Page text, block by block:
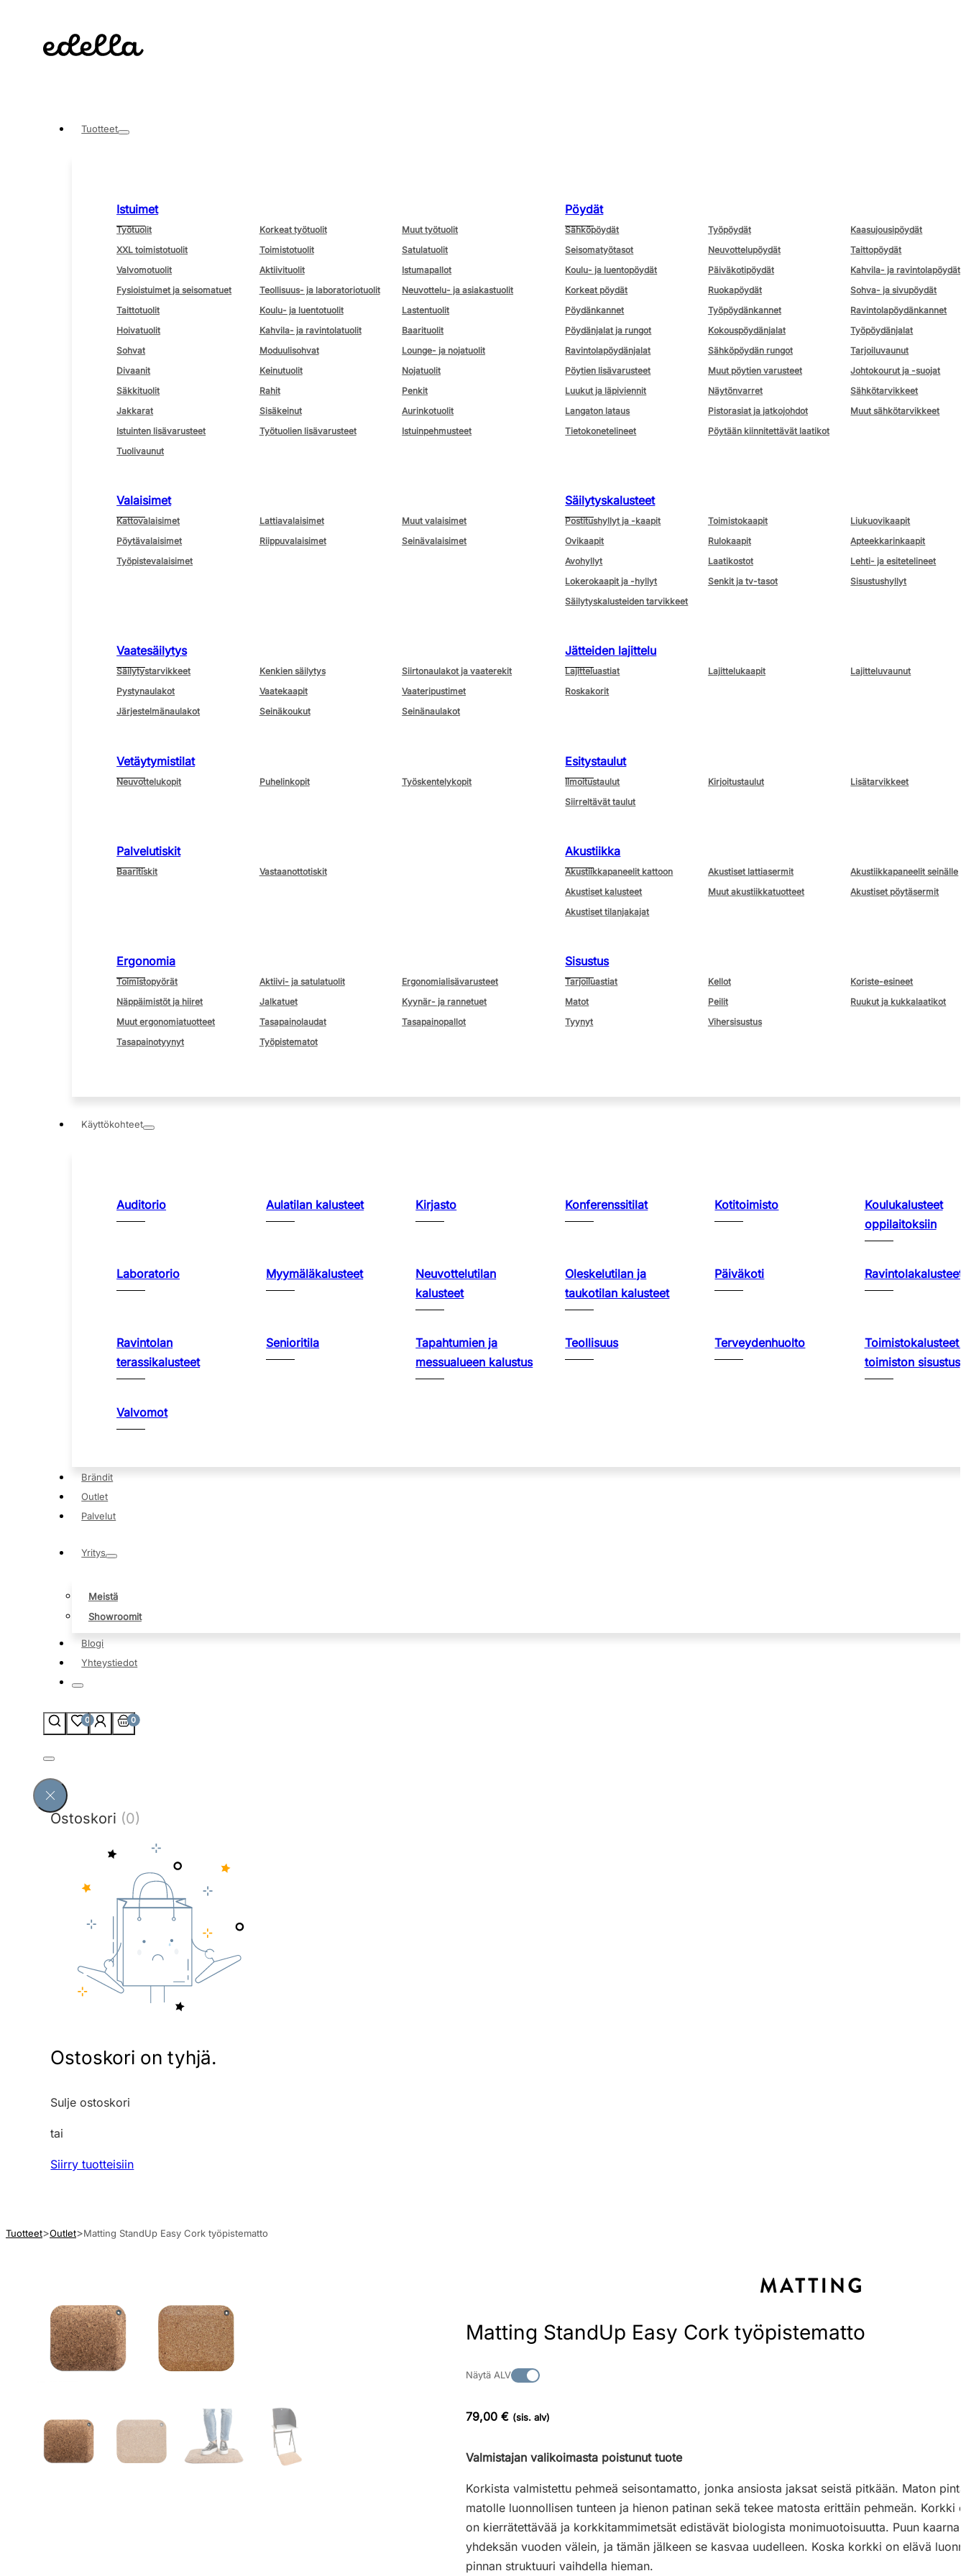
Tuotteet
Istuimet
Työtuolit Korkeat työtuolit
Muut työtuolit
XXL toimistotuolit
Toimistotuolit
Satulatuolit
Valvomotuolit
Aktiivituolit
Istumapallot
Fysioistuimet ja seisomatuet
Teollisuus- ja laboratoriotuolit
Neuvottelu- ja asiakastuolit
Taittotuolit
Koulu- ja luentotuolit
Lastentuolit
Hoivatuolit
Kahvila- ja ravintolatuolit
Baarituolit
Sohvat
Moduulisohvat
Lounge- ja nojatuolit
Divaanit
Keinutuolit
Nojatuolit
Säkkituolit
Rahit
Penkit
Jakkarat
Sisäkeinut
Aurinkotuolit
Istuinten lisävarusteet
Työtuolien lisävarusteet
Istuinpehmusteet
Tuolivaunut
Pöydät
Sähköpöydät Työpöydät
Kaasujousipöydät
Seisomatyötasot
Neuvottelupöydät
Taittopöydät
Koulu- ja luentopöydät
Päiväkotipöydät
Kahvila- ja ravintolapöydät
Korkeat pöydät
Ruokapöydät
Sohva- ja sivupöydät
Pöydänkannet
Työpöydänkannet
Ravintolapöydänkannet
Pöydänjalat ja rungot
Kokouspöydänjalat
Työpöydänjalat
Ravintolapöydänjalat
Sähköpöydän rungot
Tarjoiluvaunut
Pöytien lisävarusteet
Muut pöytien varusteet
Johtokourut ja -suojat
Luukut ja läpiviennit
Näytönvarret
Sähkötarvikkeet
Langaton lataus
Pistorasiat ja jatkojohdot
Muut sähkötarvikkeet
Tietokonetelineet
Pöytään kiinnitettävät laatikot
Valaisimet
Kattovalaisimet Lattiavalaisimet
Muut valaisimet
Pöytävalaisimet
Riippuvalaisimet
Seinävalaisimet
Työpistevalaisimet
Säilytyskalusteet
Postitushyllyt ja -kaapit Toimistokaapit
Liukuovikaapit
Ovikaapit
Rulokaapit
Apteekkarinkaapit
Avohyllyt
Laatikostot
Lehti- ja esitetelineet
Lokerokaapit ja -hyllyt
Senkit ja tv-tasot
Sisustushyllyt
Säilytyskalusteiden tarvikkeet
Vaatesäilytys
Säilytystarvikkeet Kenkien säilytys
Siirtonaulakot ja vaaterekit
Pystynaulakot
Vaatekaapit
Vaateripustimet
Järjestelmänaulakot
Seinäkoukut Seinänaulakot
Jätteiden lajittelu
Lajitteluastiat Lajittelukaapit
Lajitteluvaunut
Roskakorit
Vetäytymistilat
Neuvottelukopit Puhelinkopit Työskentelykopit
Esitystaulut
Ilmoitustaulut Kirjoitustaulut
Lisätarvikkeet
Siirreltävät taulut
Palvelutiskit
Baaritiskit Vastaanottotiskit
Akustiikka
Akustiikkapaneelit kattoon Akustiset lattiasermit
Akustiikkapaneelit seinälle
Akustiset kalusteet
Muut akustiikkatuotteet
Akustiset pöytäsermit
Akustiset tilanjakajat
Ergonomia
Toimistopyörät Aktiivi- ja satulatuolit
Ergonomialisävarusteet
Näppäimistöt ja hiiret
Jalkatuet
Kyynär- ja rannetuet
Muut ergonomiatuotteet
Tasapainolaudat
Tasapainopallot
Tasapainotyynyt
Työpistematot
Sisustus
Tarjoiluastiat Kellot
Koriste-esineet
Matot
Peilit
Ruukut ja kukkalaatikot
Tyynyt
Vihersisustus
Käyttökohteet
Auditorio Aulatilan kalusteet Kirjasto Konferenssitilat Kotitoimisto
Koulukalusteet
oppilaitoksiin
Laboratorio Myymäläkalusteet
Neuvottelutilan
kalusteet
Oleskelutilan ja
taukotilan kalusteet
Päiväkoti Ravintolakalusteet
Ravintolan
terassikalusteet
Senioritila
Tapahtumien ja
messualueen kalustus
Teollisuus Terveydenhuolto
Toimistokalusteet
toimiston sisustus
Valvomot
Brändit
Outlet
Palvelut
Yritys
Meistä
Showroomit
Blogi
Yhteystiedot
0 0
Ostoskori (0)
Ostoskori on tyhjä.
Sulje ostoskori
tai
Siirry tuotteisiin
Tuotteet Outlet Matting StandUp Easy Cork työpistematto
Matting StandUp Easy Cork työpistematto
Näytä ALV
79,00 € (sis. alv)
Valmistajan valikoimasta poistunut tuote
Korkista valmistettu pehmeä seisontamatto, jonka ansiosta jaksat seistä pitkään. Maton
matolle luonnollisen tunteen ja hienon patinan sekä tekee matosta erittäin pehmeän. Korkki
on kierrätettävää ja korkkitammimetsät edistävät biologista monimuotoisuutta. Puun kaarna
yhdeksän vuoden välein, ja tämän jälkeen se kasvaa uudelleen. Koska korkki on elävä
pinnan struktuuri vaihdella hieman.